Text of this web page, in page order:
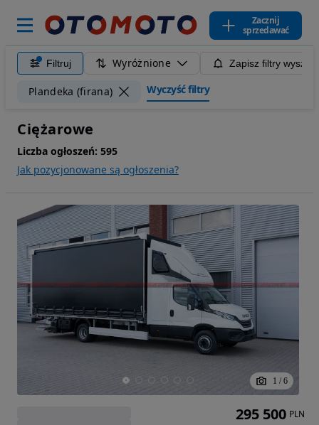
Zacznij
sprzedawać
Filtruj Wyróżnione Zapisz filtry
Plandeka (firana) Wyczyść filtry
Ciężarowe
Liczba ogłoszeń: 595
Jak pozycjonowane są ogłoszenia?
1 / 6
295 500 PLN